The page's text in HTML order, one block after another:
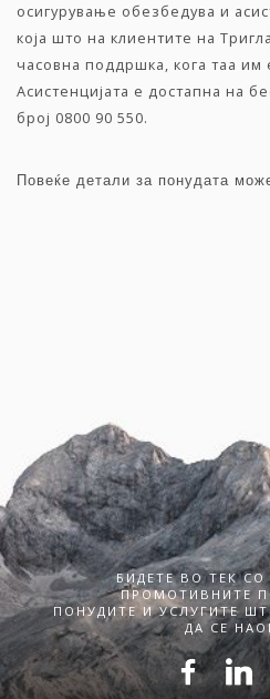
осигурување обезбедува и
која што на клиентите на
часовна поддршка, кога таа им
Асистенцијата е достапна на
број 0800 90 550.
Повеќе детали за понудата
БИДЕТЕ ВО ТЕК
ПРОМОТИВНИТЕ
ПОНУДИТЕ И УСЛУГИТЕ
ДА СЕ